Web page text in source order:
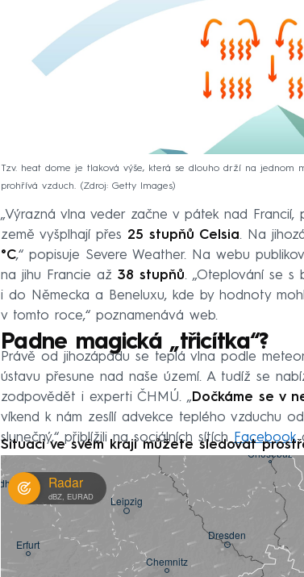
Tzv. heat dome je tlaková výše, která se dlouho drží na jednom
prohřívá vzduch.
Zdroj: Getty Images
„Výrazná vlna veder začne v pátek nad Francií,
země vyšplhají přes 25 stupňů Celsia. Na
°C,“ popisuje Severe Weather. Na webu
na jihu Francie až 38 stupňů. „Oteplování se s
i do Německa a Beneluxu, kde by hodnoty
v tomto roce,“ poznamenává web.
Padne magická „třicítka“?
Právě od jihozápadu se teplá vlna podle
ústavu přesune nad naše území. A tudíž se
zodpovědět i experti ČHMÚ. „ Dočkáme se v
víkend k nám zesílí advekce teplého vzduchu
slunečný,“ přiblížili na sociálních sítích
Facebook
Situaci ve svém kraji můžete sledovat